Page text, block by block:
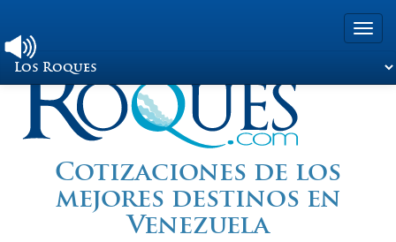
Viajando a Los
Roques.com
Cotizaciones de los
mejores destinos en
Venezuela